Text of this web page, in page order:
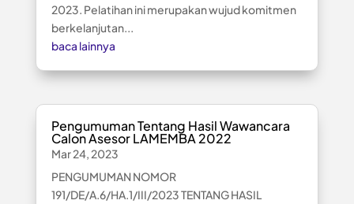
2023. Pelatihan ini merupakan wujud komitmen
berkelanjutan...
baca lainnya
Pengumuman Tentang Hasil Wawancara
Calon Asesor LAMEMBA 2022
Mar 24, 2023
PENGUMUMAN NOMOR
191/DE/A.6/HA.1/III/2023 TENTANG HASIL